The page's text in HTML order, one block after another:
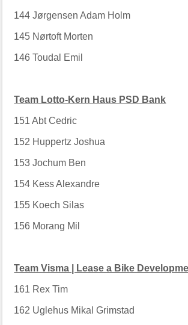
144 Jørgensen Adam Holm
145 Nørtoft Morten
146 Toudal Emil
Team Lotto-Kern Haus PSD Bank
151 Abt Cedric
152 Huppertz Joshua
153 Jochum Ben
154 Kess Alexandre
155 Koech Silas
156 Morang Mil
Team Visma | Lease a Bike
161 Rex Tim
162 Uglehus Mikal Grimstad